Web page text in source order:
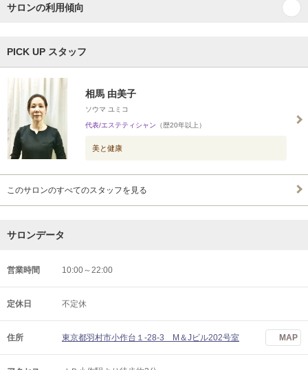
サロンの利用傾向
PICK UP スタッフ
相馬 由美子
ソウマ ユミコ
代表/エステティシャン （歴20年以上）
美と健康
このサロンのすべてのスタッフを見る
サロンデータ
営業時間 10:00～22:00
定休日 不定休
住所 東京都羽村市小作台１-28-3 M＆Jビル202号室 MAP